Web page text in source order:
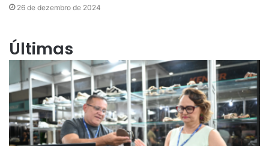
26 de dezembro de 2024
Últimas